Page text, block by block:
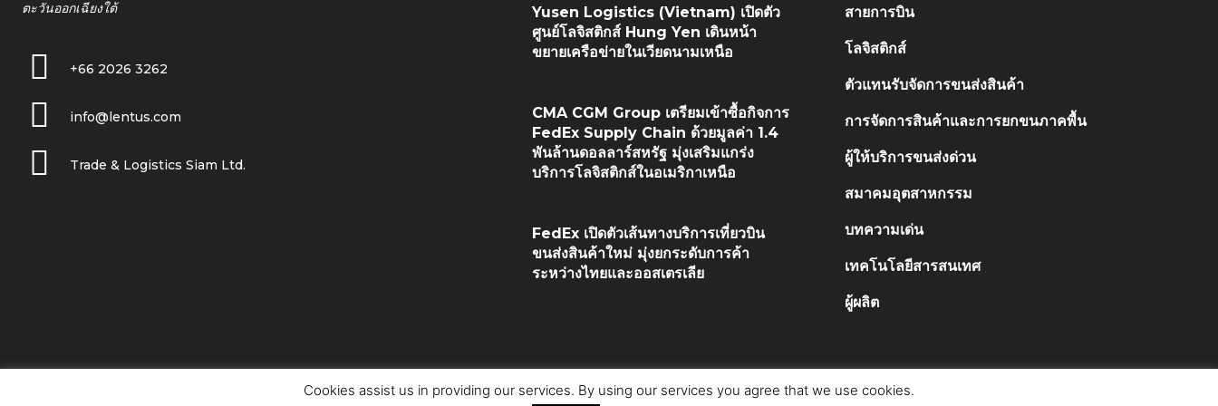
ตะวันออกเฉียงใต้
+66 2026 3262
info@lentus.com
Trade & Logistics Siam Ltd.
Yusen Logistics (Vietnam) เปิดตัว
ศูนย์โลจิสติกส์ Hung Yen เดินหน้า
ขยายเครือข่ายในเวียดนามเหนือ
CMA CGM Group เตรียมเข้าซื้อกิจการ
FedEx Supply Chain ด้วยมูลค่า 1.4
พันล้านดอลลาร์สหรัฐ มุ่งเสริมแกร่ง
บริการโลจิสติกส์ในอเมริกาเหนือ
FedEx เปิดตัวเส้นทางบริการเที่ยวบิน
ขนส่งสินค้าใหม่ มุ่งยกระดับการค้า
ระหว่างไทยและออสเตรเลีย
สายการบิน
โลจิสติกส์
ตัวแทนรับจัดการขนส่งสินค้า
การจัดการสินค้าและการยกขนภาคพื้น
ผู้ให้บริการขนส่งด่วน
สมาคมอุตสาหกรรม
บทความเด่น
เทคโนโลยีสารสนเทศ
ผู้ผลิต
Cookies assist us in providing our services. By using our services you agree that we use cookies.